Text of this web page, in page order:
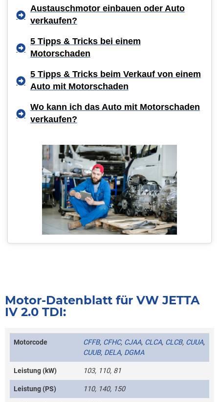
Austauschmotor einbauen oder Auto
verkaufen?
5 Tipps & Tricks bei einem
Motorschaden
5 Tipps & Tricks beim Verkauf von einem
Auto mit Motorschaden
Wo kann ich das Auto mit Motorschaden
verkaufen?
Motor-Datenblatt für VW JETTA
IV 2.0 TDI:
Motorcode CFFB, CFHC, CJAA, CLCA, CLCB, CUUA,
CUUB, DELA, DGMA
Leistung (kW) 103, 110, 81
Leistung (PS) 110, 140, 150